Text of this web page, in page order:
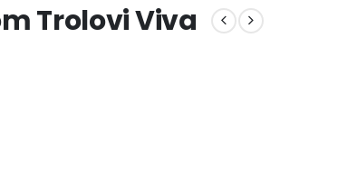
Trolovi Viva